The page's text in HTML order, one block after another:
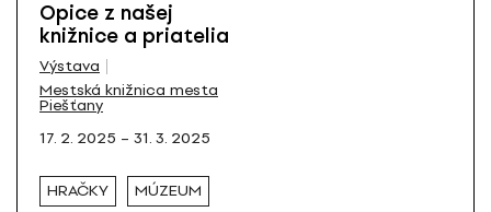
Opice z našej
knižnice a priatelia
Výstava
Mestská knižnica mesta
Piešťany
17. 2. 2025 – 31. 3. 2025
HRAČKY MÚZEUM